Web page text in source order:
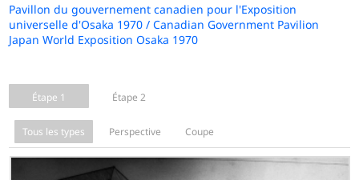
Pavillon du gouvernement canadien pour l'Exposition
universelle d'Osaka 1970 / Canadian Government Pavilion
Japan World Exposition Osaka 1970
Étape 1 Étape 2
Tous les types Perspective Coupe